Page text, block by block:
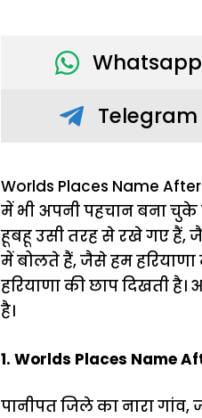
Worlds Places Name
में भी अपनी पहचान बना चुके
हूबहू उसी तरह से रखे गए हैं,
में बोलते हैं, जैसे हम
हरियाणा की छाप दिखती
है।
1. Worlds Places Name
पानीपत जिले का नारा